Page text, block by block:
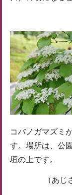
コバノガマズミ
す。場所は、公
垣の上です。
（あ